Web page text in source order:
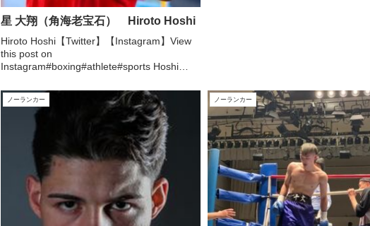
星 大翔（角海老宝石） Hiroto Hoshi
Hiroto Hoshi【Twitter】【Instagram】View
this post on
Instagram#boxing#athlete#sports Hoshi
...
ノーランカー ノーランカー